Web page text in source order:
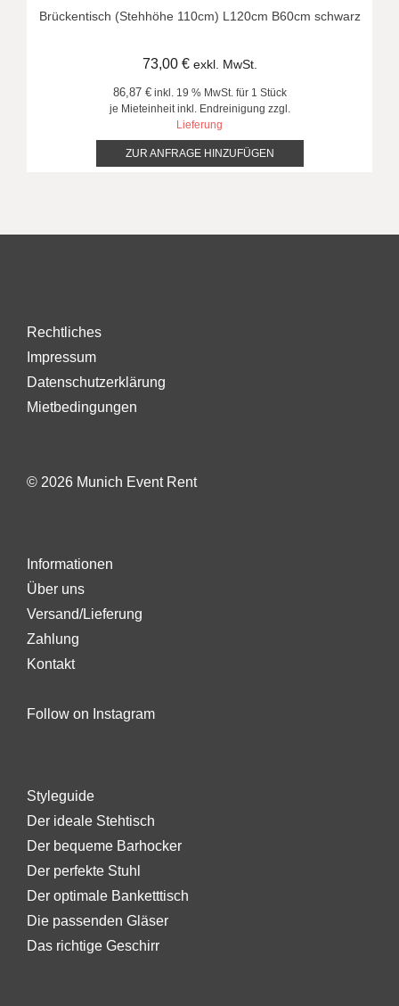
Brückentisch (Stehhöhe 110cm) L120cm B60cm schwarz
73,00 €exkl. MwSt.
86,87 €inkl. 19 % MwSt. für 1 Stück
je Mieteinheit inkl. Endreinigung zzgl.
Lieferung
ZUR ANFRAGE HINZUFÜGEN
Rechtliches
Impressum
Datenschutzerklärung
Mietbedingungen
© 2026 Munich Event Rent
Informationen
Über uns
Versand/Lieferung
Zahlung
Kontakt
Follow on Instagram
Styleguide
Der ideale Stehtisch
Der bequeme Barhocker
Der perfekte Stuhl
Der optimale Banketttisch
Die passenden Gläser
Das richtige Geschirr